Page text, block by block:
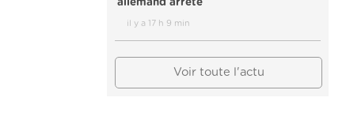
allemand arrêté
il y a 17 h 9 min
Voir toute l'actu